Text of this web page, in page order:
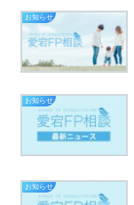
お知らせ
お知らせ
お知らせ